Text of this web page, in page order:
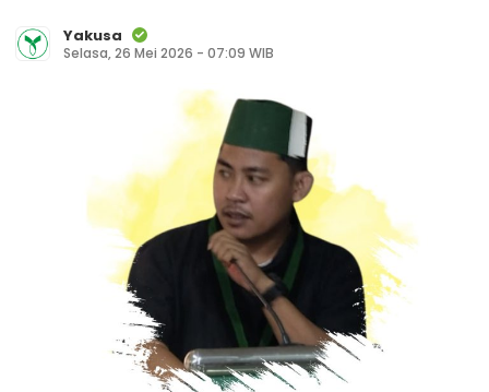
Yakusa
Selasa, 26 Mei 2026 - 07:09 WIB